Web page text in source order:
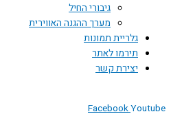
גיבורי החיל
מערך ההגנה האווירית
גלריית תמונות
תירמו לאתר
יצירת קשר
Facebook